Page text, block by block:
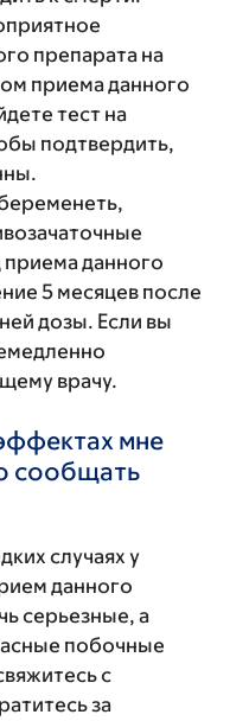
препарата на
приема данного
тест на
подтвердить,
приема данного
5 месяцев после
дозы. Если вы
врачу.
мне
сообщать
случаях у
данного
серьезные, а
побочные
с
за